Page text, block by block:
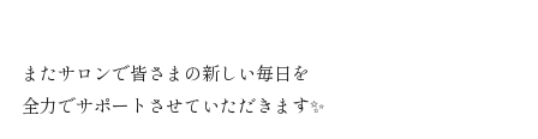
またサロンで皆さまの新しい毎日を
全力でサポートさせていただきます✨